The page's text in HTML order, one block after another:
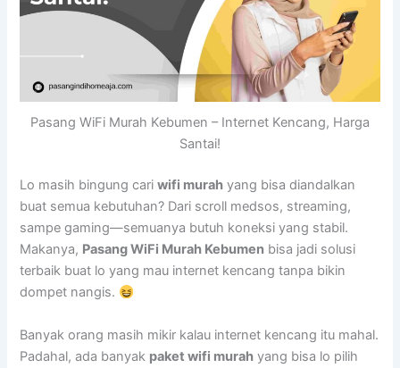
Pasang WiFi Murah Kebumen – Internet Kencang, Harga
Santai!
Lo masih bingung cariwifi murah yang bisa diandalkan
buat semua kebutuhan? Dari scroll medsos, streaming,
sampe gaming—semuanya butuh koneksi yang stabil.
Makanya, Pasang WiFi Murah Kebumen bisa jadi solusi
terbaik buat lo yang mau internet kencang tanpa bikin
dompet nangis.
Banyak orang masih mikir kalau internet kencang itu mahal.
Padahal, ada banyak paket wifi murah yang bisa lo pilih